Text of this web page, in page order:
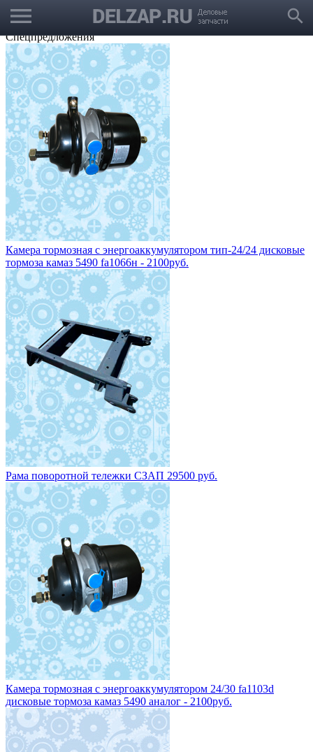
menu search
Выбрать город
Корзина
Заказать звонок
Спецпредложения
Камера тормозная с энергоаккумулятором тип-24/24 дисковые
тормоза камаз 5490 fa1066н - 2100руб.
Рама поворотной тележки СЗАП 29500 руб.
Камера тормозная с энергоаккумулятором 24/30 fa1103d
дисковые тормоза камаз 5490 аналог - 2100руб.